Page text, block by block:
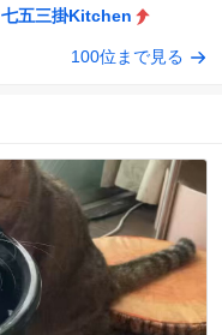
七五三掛Kitchen
100位まで見る